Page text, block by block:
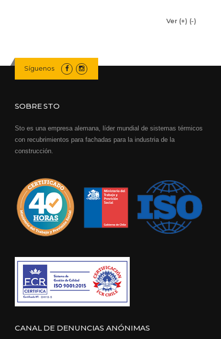
Ver (+) (-)
Síguenos
SOBRE STO
Sto es una empresa alemana, líder mundial de sistemas térmicos
con recubrimientos para fachadas para la industria de la
construcción.
CANAL DE DENUNCIAS ANÓNIMAS